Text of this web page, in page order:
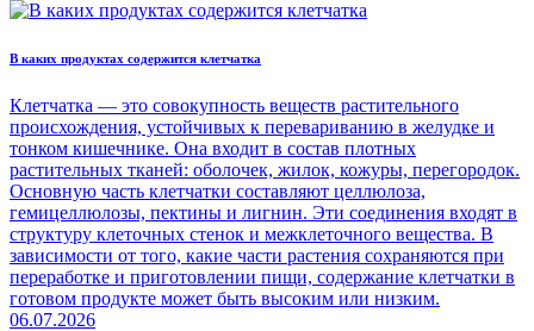
В каких продуктах содержится клетчатка
Клетчатка — это совокупность веществ растительного
происхождения, устойчивых к перевариванию в желудке и
тонком кишечнике. Она входит в состав плотных
растительных тканей: оболочек, жилок, кожуры, перегородок.
Основную часть клетчатки составляют целлюлоза,
гемицеллюлозы, пектины и лигнин. Эти соединения входят в
структуру клеточных стенок и межклеточного вещества. В
зависимости от того, какие части растения сохраняются при
переработке и приготовлении пищи, содержание клетчатки в
готовом продукте может быть высоким или низким.
06.07.2026